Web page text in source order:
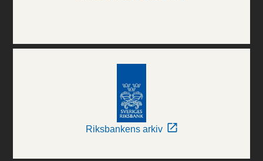
Riksbankens arkiv